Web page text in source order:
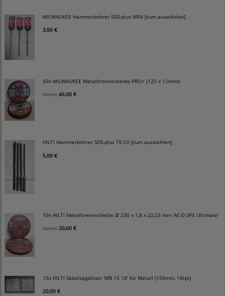
MILWAUKEE Hammerbohrer SDS-plus MX4 [zum auswählen]
3,50 €
50x MILWAUKEE Metalltrennscheibe PRO+ (125 x 1,0mm)
50,00 € 45,00 €
HILTI Hammerbohrer SDS-plus TE-CX [zum auswählen]
5,00 €
10x HILTI Metalltrennscheibe Ø 230 x 1,8 x 22,23 mm 'AC-D SPX Ultimate'
30,00 € 20,00 €
10x HILTI Säbelsägeblatt 'MB 15 18' für Metall (150mm, 18tpi)
20,00 €